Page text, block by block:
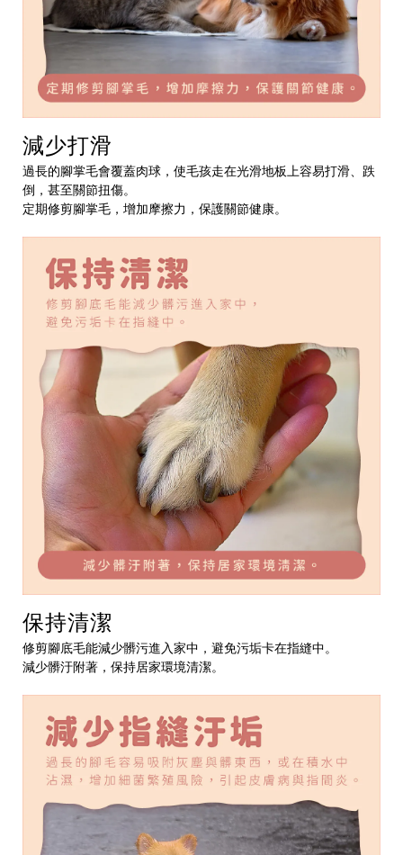
減少打滑
過長的腳掌毛會覆蓋肉球，使毛孩走在光滑地板上容易打滑、跌
倒，甚至關節扭傷。
定期修剪腳掌毛，增加摩擦力，保護關節健康。
保持清潔
修剪腳底毛能減少髒污進入家中，避免污垢卡在指縫中。
減少髒汙附著，保持居家環境清潔。